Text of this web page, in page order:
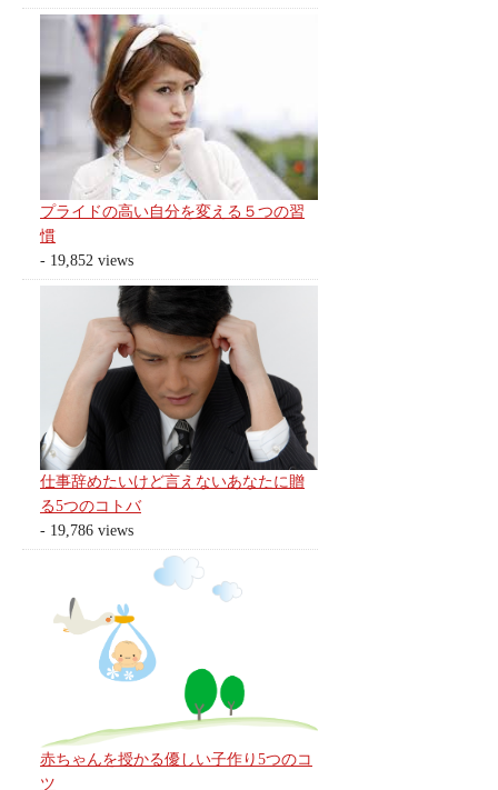
プライドの高い自分を変える５つの習
慣
- 19,852 views
仕事辞めたいけど言えないあなたに贈
る5つのコトバ
- 19,786 views
赤ちゃんを授かる優しい子作り5つのコ
ツ